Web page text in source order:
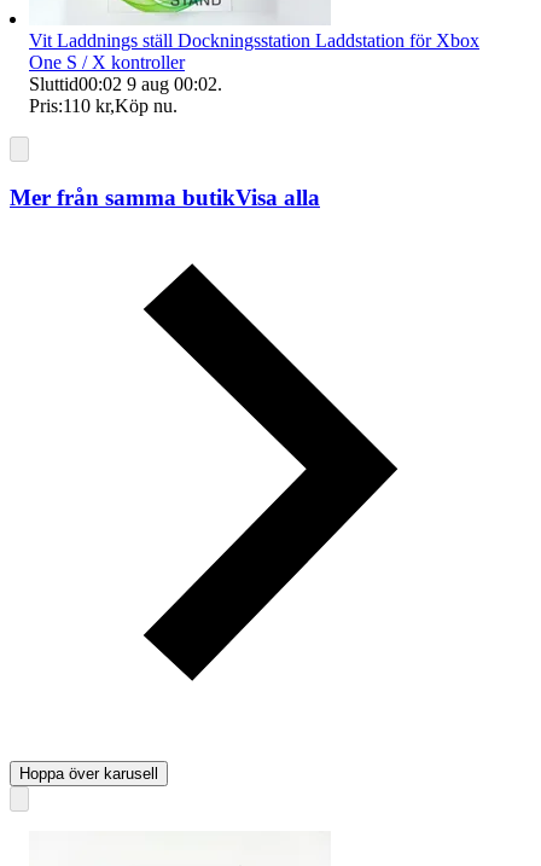
Vit Laddnings ställ Dockningsstation Laddstation för Xbox
One S / X kontroller
Sluttid00:02 9 aug 00:02.
Pris:110 kr,Köp nu.
Mer från samma butikVisa alla
Hoppa över karusell